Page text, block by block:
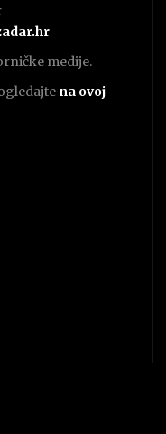
medije.
na ovoj